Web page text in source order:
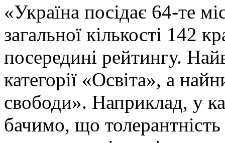
«Україна посідає 64-те
загальної кількості 142
посередині рейтингу.
категорії «Освіта», а
свободи». Наприклад, у
бачимо, що толерантність